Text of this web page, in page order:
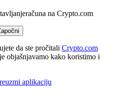
računa na Crypto.com
da ste pročitali Crypto.com
objašnjavamo kako koristimo i
aplikaciju